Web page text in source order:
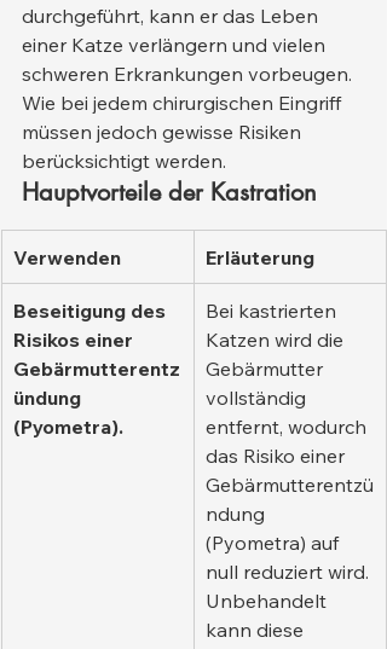
durchgeführt, kann er das Leben
einer Katze verlängern und vielen
schweren Erkrankungen vorbeugen.
Wie bei jedem chirurgischen Eingriff
müssen jedoch gewisse Risiken
berücksichtigt werden.
Hauptvorteile der Kastration
Verwenden Erläuterung
Beseitigung des
Risikos einer
Gebärmutterentz
ündung
(Pyometra).
Bei kastrierten
Katzen wird die
Gebärmutter
vollständig
entfernt, wodurch
das Risiko einer
Gebärmutterentzü
ndung
(Pyometra) auf
null reduziert wird.
Unbehandelt
kann diese